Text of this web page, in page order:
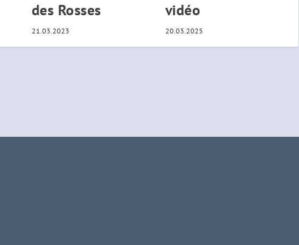
des Rosses
21.03.2023
vidéo
20.03.2025